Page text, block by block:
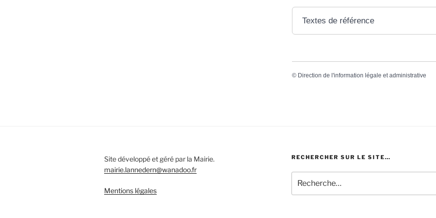
Textes de référence
© Direction de l'information légale et administrative
Site développé et géré par la Mairie.
mairie.lannedern@wanadoo.fr
Mentions légales
RECHERCHER SUR LE SITE…
pour
: